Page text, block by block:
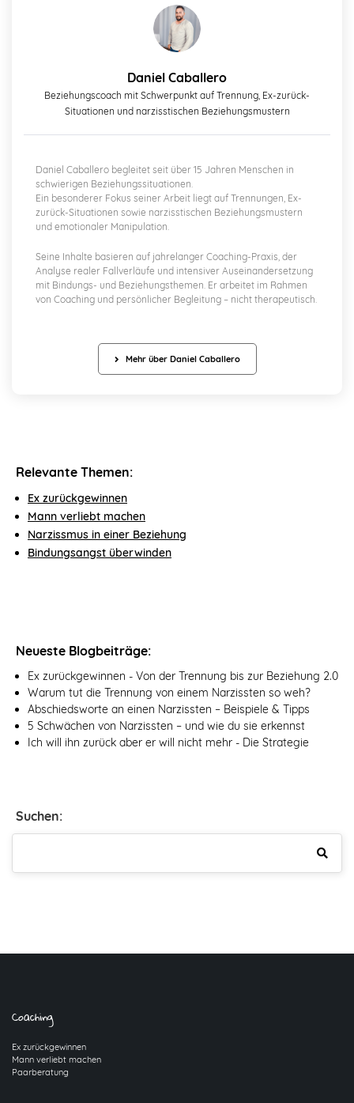
Daniel Caballero
Beziehungscoach mit Schwerpunkt auf Trennung, Ex-zurück-
Situationen und narzisstischen Beziehungsmustern
Daniel Caballero begleitet seit über 15 Jahren Menschen in
schwierigen Beziehungssituationen.
Ein besonderer Fokus seiner Arbeit liegt auf Trennungen, Ex-
zurück-Situationen sowie narzisstischen Beziehungsmustern
und emotionaler Manipulation.
Seine Inhalte basieren auf jahrelanger Coaching-Praxis, der
Analyse realer Fallverläufe und intensiver Auseinandersetzung
mit Bindungs- und Beziehungsthemen. Er arbeitet im Rahmen
von Coaching und persönlicher Begleitung – nicht therapeutisch.
Mehr über Daniel Caballero
Relevante Themen:
Ex zurückgewinnen
Mann verliebt machen
Narzissmus in einer Beziehung
Bindungsangst überwinden
Neueste Blogbeiträge:
Ex zurückgewinnen - Von der Trennung bis zur Beziehung 2.0
Warum tut die Trennung von einem Narzissten so weh?
Abschiedsworte an einen Narzissten – Beispiele & Tipps
5 Schwächen von Narzissten – und wie du sie erkennst
Ich will ihn zurück aber er will nicht mehr - Die Strategie
Suchen:
Coaching
Ex zurückgewinnen
Mann verliebt machen
Paarberatung